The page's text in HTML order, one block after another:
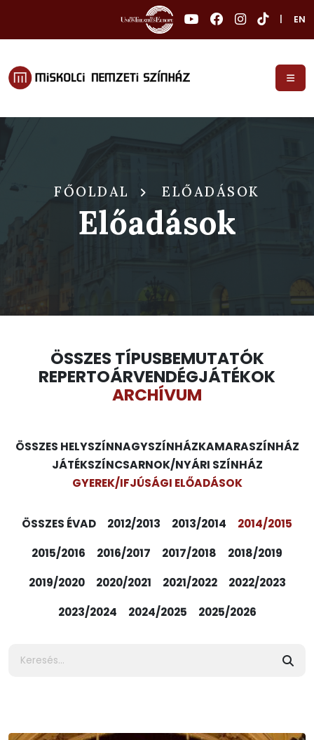
EN
FŐOLDAL ELŐADÁSOK
Előadások
ÖSSZES TÍPUSBEMUTATÓK
REPERTOÁRVENDÉGJÁTÉKOK
ARCHÍVUM
ÖSSZES HELYSZÍNNAGYSZÍNHÁZKAMARASZÍNHÁZ
JÁTÉKSZÍNCSARNOK/NYÁRI SZÍNHÁZ
GYEREK/IFJÚSÁGI ELŐADÁSOK
ÖSSZES ÉVAD 2012/2013 2013/2014
2014/2015
2015/2016
2016/2017 2017/2018
2018/2019
2019/2020
2020/2021 2021/2022
2022/2023
2023/2024
2024/2025 2025/2026